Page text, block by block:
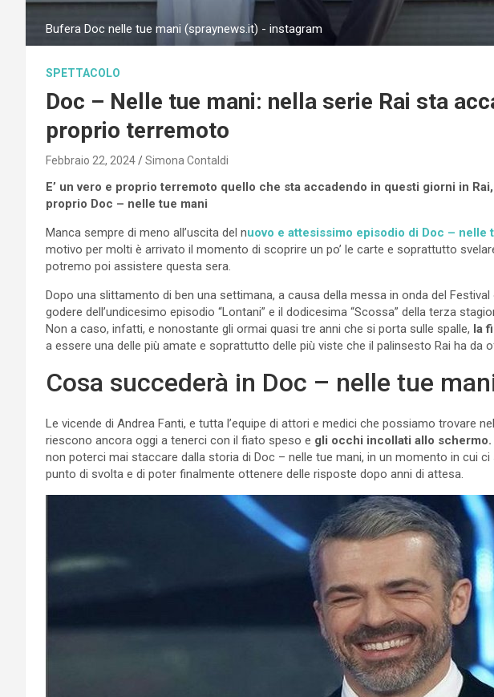
Bufera Doc nelle tue mani (spraynews.it) - instagram
SPETTACOLO
Doc – Nelle tue mani: nella serie Rai sta
proprio terremoto
Febbraio 22, 2024 Simona Contaldi
E’ un vero e proprio terremoto quello che sta accadendo in questi giorni in
proprio Doc – nelle tue mani
Manca sempre di meno all’uscita del nuovo e attesissimo episodio di Doc – nelle
motivo per molti è arrivato il momento di scoprire un po’ le carte e soprattutto
potremo poi assistere questa sera.
Dopo una slittamento di ben una settimana, a causa della messa in onda del
godere dell’undicesimo episodio “Lontani” e il dodicesima “Scossa” della terza
Non a caso, infatti, e nonostante gli ormai quasi tre anni che si porta sulle spalle, la
a essere una delle più amate e soprattutto delle più viste che il palinsesto Rai ha da
Cosa succederà in Doc – nelle tue
Le vicende di Andrea Fanti, e tutta l’equipe di attori e medici che possiamo trovare
riescono ancora oggi a tenerci con il fiato speso e gli occhi incollati allo schermo.
non poterci mai staccare dalla storia di Doc – nelle tue mani, in un momento in cui
punto di svolta e di poter finalmente ottenere delle risposte dopo anni di attesa.